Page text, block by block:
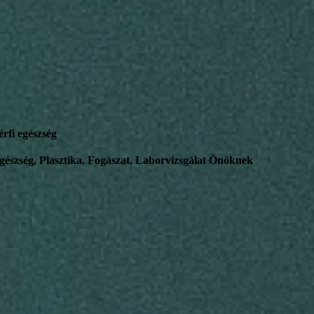
egészség
Plasztika, Fogászat, Laborvizsgálat Önöknek